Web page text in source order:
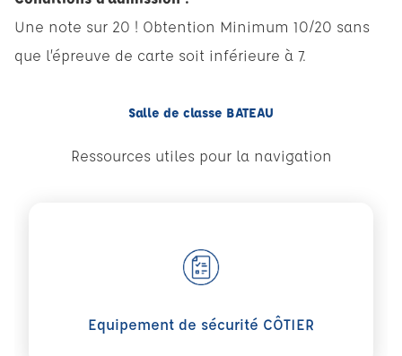
Une note sur 20 ! Obtention Minimum 10/20 sans
que l’épreuve de carte soit inférieure à 7.
Salle de classe BATEAU
Ressources utiles pour la navigation
Equipement de sécurité CÔTIER